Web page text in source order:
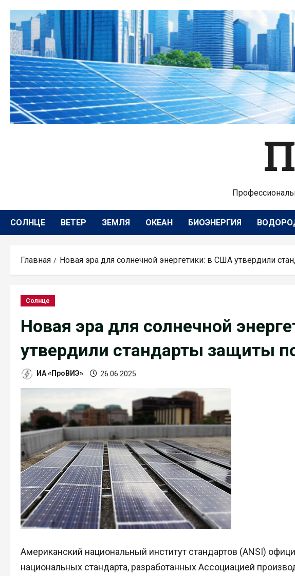
содержимому
СОЛНЦЕ ВЕТЕР ЗЕМЛЯ ОКЕАН БИОЭНЕРГИЯ
Главная Новая эра для солнечной энергетики: в США утвердили
Солнце
Новая эра для солнечной
утвердили стандарты защиты
ИА «ПроВИЭ» 26.06.2025
Американский национальный институт стандартов (ANSI)
национальных стандарта, разработанных Ассоциацией